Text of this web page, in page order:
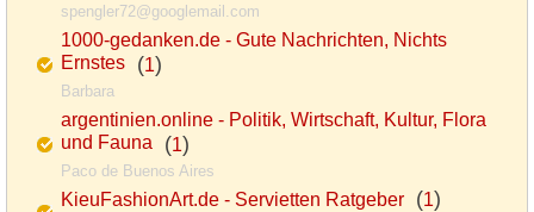
spengler72@googlemail.com
1000-gedanken.de - Gute Nachrichten, Nichts
Ernstes (1)
Barbara
argentinien.online - Politik, Wirtschaft, Kultur, Flora
und Fauna (1)
Paco de Buenos Aires
KieuFashionArt.de - Servietten Ratgeber (1)